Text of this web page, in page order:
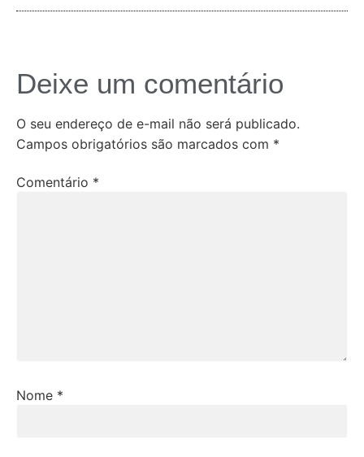
Deixe um comentário
O seu endereço de e-mail não será publicado.
Campos obrigatórios são marcados com *
Comentário *
Nome *